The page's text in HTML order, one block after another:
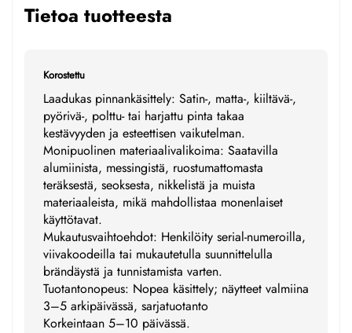
Tietoa tuotteesta
Korostettu
Laadukas pinnankäsittely: Satin-, matta-, kiiltävä-,
pyörivä-, polttu- tai harjattu pinta takaa
kestävyyden ja esteettisen vaikutelman.
Monipuolinen materiaalivalikoima: Saatavilla
alumiinista, messingistä, ruostumattomasta
teräksestä, seoksesta, nikkelistä ja muista
materiaaleista, mikä mahdollistaa monenlaiset
käyttötavat.
Mukautusvaihtoehdot: Henkilöity serial-numeroilla,
viivakoodeilla tai mukautetulla suunnittelulla
brändäystä ja tunnistamista varten.
Tuotantonopeus: Nopea käsittely; näytteet valmiina
3–5 arkipäivässä, sarjatuotanto
Korkeintaan 5–10 päivässä.